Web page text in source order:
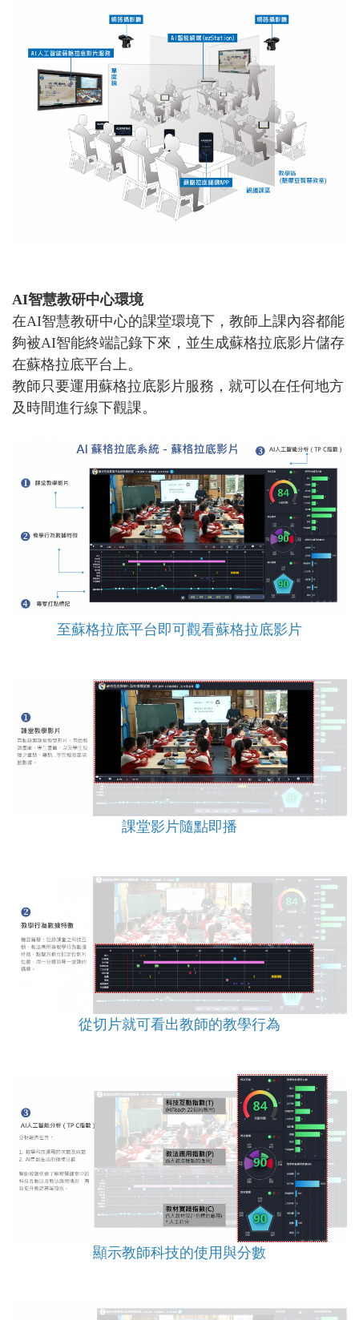
AI智慧教研中心環境
在AI智慧教研中心的課堂環境下，教師上課內容都能
夠被AI智能終端記錄下來，並生成蘇格拉底影片儲存
在蘇格拉底平台上。
教師只要運用蘇格拉底影片服務，就可以在任何地方
及時間進行線下觀課。
至蘇格拉底平台即可觀看蘇格拉底影片
課堂影片隨點即播
從切片就可看出教師的教學行為
顯示教師科技的使用與分數